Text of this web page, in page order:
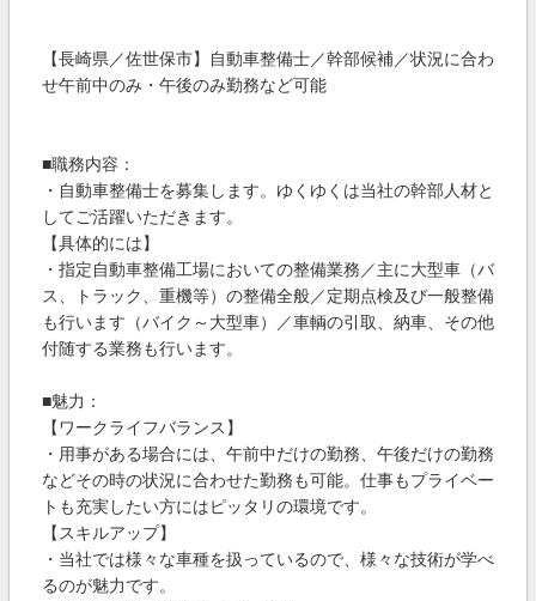
【長崎県／佐世保市】自動車整備士／幹部候補／状況に合わ
せ午前中のみ・午後のみ勤務など可能
■職務内容：
・自動車整備士を募集します。ゆくゆくは当社の幹部人材と
してご活躍いただきます。
【具体的には】
・指定自動車整備工場においての整備業務／主に大型車（バ
ス、トラック、重機等）の整備全般／定期点検及び一般整備
も行います（バイク～大型車）／車輌の引取、納車、その他
付随する業務も行います。
■魅力：
【ワークライフバランス】
・用事がある場合には、午前中だけの勤務、午後だけの勤務
などその時の状況に合わせた勤務も可能。仕事もプライベー
トも充実したい方にはピッタリの環境です。
【スキルアップ】
・当社では様々な車種を扱っているので、様々な技術が学べ
るのが魅力です。